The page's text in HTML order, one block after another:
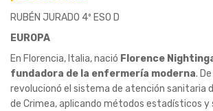
RUBÉN JURADO 4º ESO D
EUROPA
En Florencia, Italia, nació Florence
fundadora de la enfermería moderna.
revolucionó el sistema de atención sanitaria
de Crimea, aplicando métodos estadísticos y